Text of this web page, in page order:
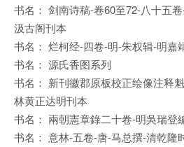
书名： 剑南诗稿-卷60至72-八十五
汲古阁刊本
书名： 烂柯经-四卷-明-朱权辑-明嘉
书名： 源氏香图系列
书名： 新刊徽郡原板校正绘像注释
林黄正达明刊本
书名： 兩朝憲章錄二十卷-明吳瑞登
书名： 意林-五卷-唐-马总撰-清乾隆